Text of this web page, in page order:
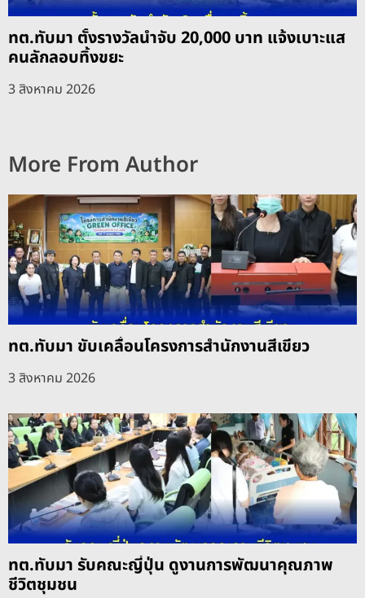
ทต.ทับมา ตั้งรางวัลนำจับ 20,000 บาท แจ้งเบาะแส
คนลักลอบทิ้งขยะ
3 สิงหาคม 2026
More From Author
ทต.ทับมา ขับเคลื่อนโครงการสำนักงานสีเขียว
3 สิงหาคม 2026
ทต.ทับมา รับคณะญี่ปุ่น ดูงานการพัฒนาคุณภาพ
ชีวิตชุมชน